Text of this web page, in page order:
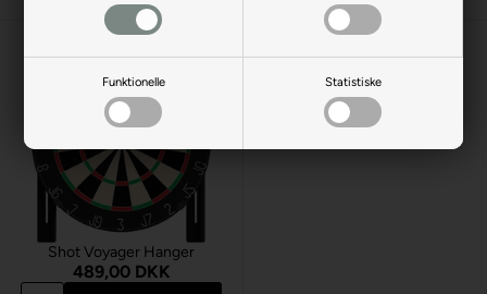
Funktionelle Statistiske
Shot Voyager Hanger
489,00 DKK